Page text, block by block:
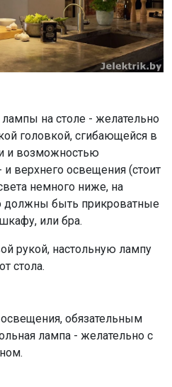
на столе - желательно
головкой, сгибающейся в
и возможностью
верхнего освещения (стоит
немного ниже, на
должны быть прикроватные
или бра.
рукой, настольную лампу
стола.
обязательным
лампа - желательно с